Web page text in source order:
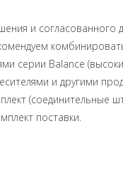
и согласованного
серии Balance
и другими
(соединительные
поставки.